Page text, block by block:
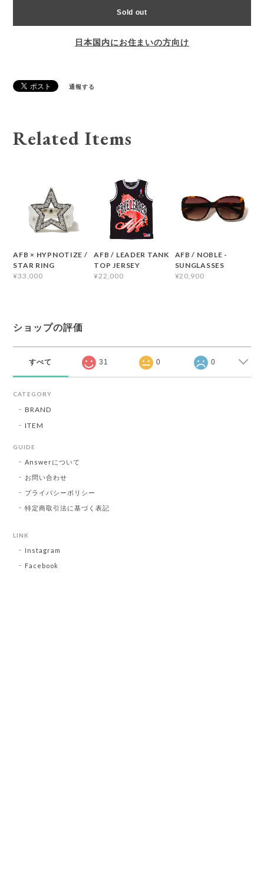
Sold out
日本国内にお住まいの方向け
通報する
Related Items
AFB × HYPNOTIZE /
STAR RING
¥33,000
AFB / LEADER TANK
TOP JERSEY
¥22,000
AFB / NOBLE -
SUNGLASSES
¥20,900
ショップの評価
すべて 31 0 0
CATEGORY
BRAND
ITEM
GUIDE
Answerについて
お問い合わせ
プライバシーポリシー
特定商取引法に基づく表記
LINK
Instagram
Facebook